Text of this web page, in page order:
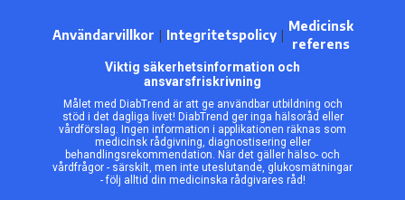
Användarvillkor | Integritetspolicy |
Medicinsk
referens
Viktig säkerhetsinformation och
ansvarsfriskrivning
Målet med DiabTrend är att ge användbar utbildning och
stöd i det dagliga livet! DiabTrend ger inga hälsoråd eller
vårdförslag. Ingen information i applikationen räknas som
medicinsk rådgivning, diagnostisering eller
behandlingsrekommendation. När det gäller hälso- och
vårdfrågor - särskilt, men inte uteslutande, glukosmätningar
- följ alltid din medicinska rådgivares råd!